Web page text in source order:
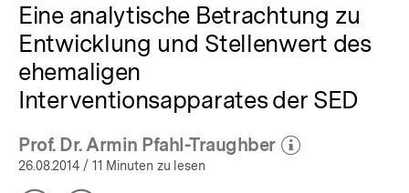
Eine analytische Betrachtung zu
Entwicklung und Stellenwert des
ehemaligen
Interventionsapparates der SED
Prof. Dr. Armin Pfahl-Traughber
(Mehr zum Autor)
26.08.2014 / 11 Minuten zu lesen